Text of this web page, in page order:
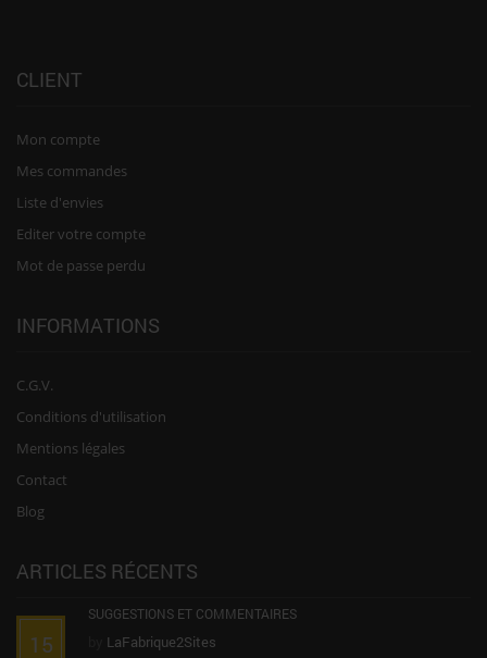
CLIENT
Mon compte
Mes commandes
Liste d'envies
Editer votre compte
Mot de passe perdu
INFORMATIONS
C.G.V.
Conditions d'utilisation
Mentions légales
Contact
Blog
ARTICLES RÉCENTS
15
SUGGESTIONS ET COMMENTAIRES
LaFabrique2Sites